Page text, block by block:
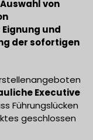
von
und
der sofortigen
Executive
Führungslücken
geschlossen